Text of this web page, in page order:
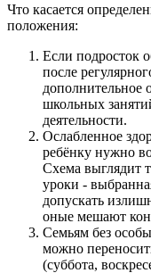
Что касается
положения:
Если подросток
после
дополнительное
школьных
деятельности.
Ослабленное
ребёнку нужно
Схема выглядит
уроки -
допускать
оные мешают
Семьям без
можно
(суббота,